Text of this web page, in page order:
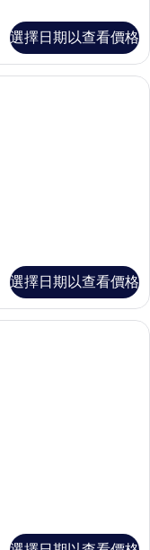
選擇日期以查看價格
箱、遮光布/窗簾、隔音、
選擇日期以查看價格
箱、遮光布/窗簾、隔音、